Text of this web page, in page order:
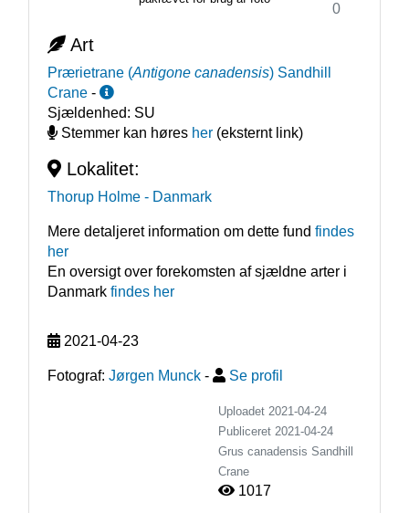
0
Art
Prærietrane (Antigone canadensis) Sandhill
Crane -
Sjældenhed: SU
Stemmer kan høres her(eksternt link)
Lokalitet:
Thorup Holme - Danmark
Mere detaljeret information om dette fund findes
her
En oversigt over forekomsten af sjældne arter i
Danmark findes her
2021-04-23
Fotograf: Jørgen Munck - Se profil
Uploadet 2021-04-24
Publiceret 2021-04-24
Grus canadensis Sandhill
Crane
1017